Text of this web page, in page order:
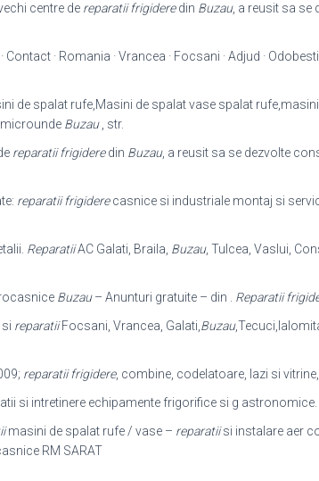
centre de reparatii frigideredin Buzau, a reusit sa se
· Romania · Vrancea · Focsani · Adjud · Odobesti
de spalat rufe,Masini de spalat vase spalat
Buzau, str.
reparatii frigideredin Buzau, a reusit sa se dezvolte
reparatii frigiderecasnice si industriale montaj si
ReparatiiAC Galati, Braila, Buzau, Tulcea, Vaslui,
Buzau– Anunturi gratuite – din . Reparatii
reparatiiFocsani, Vrancea, Galati, Buzau
reparatii frigidere, combine, codelatoare, lazi si
si intretinere echipamente frigorifice si g
masini de spalat rufe / vase – reparatiisi instalare aer
RM SARAT